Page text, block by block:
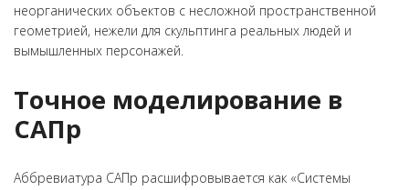
неорганических объектов с несложной пространственной
геометрией, нежели для скульптинга реальных людей и
вымышленных персонажей.
Точное моделирование в
САПр
Аббревиатура САПр расшифровывается как «Системы